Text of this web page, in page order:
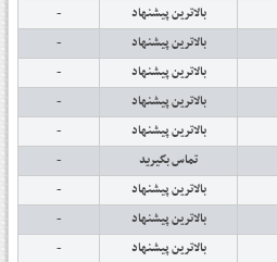
بالاترین پیشنهاد -
بالاترین پیشنهاد -
بالاترین پیشنهاد -
بالاترین پیشنهاد -
بالاترین پیشنهاد -
تماس بگیرید -
بالاترین پیشنهاد -
بالاترین پیشنهاد -
بالاترین پیشنهاد
-